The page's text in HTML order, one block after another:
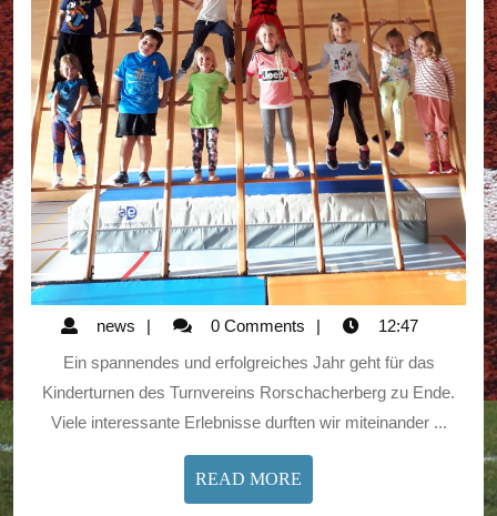
news news 0 Comments
12:47
Ein spannendes und erfolgreiches Jahr geht für das
Kinderturnen des Turnvereins Rorschacherberg zu Ende.
Viele interessante Erlebnisse durften wir miteinander ...
READ MORE
MORE